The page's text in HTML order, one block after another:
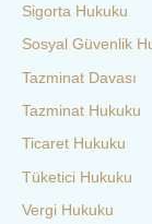
Sigorta Hukuku
Sosyal Güvenlik
Tazminat Davası
Tazminat Hukuku
Ticaret Hukuku
Tüketici Hukuku
Vergi Hukuku